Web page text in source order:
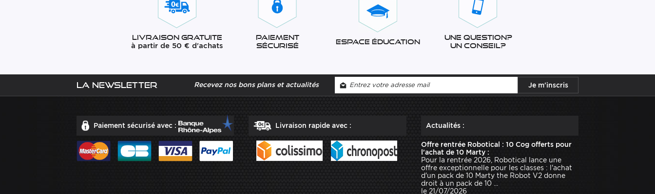
Livraison gratuite
à partir de 50 € d'achats
Paiement
sécurisé
Espace éducation
Une question?
Un conseil?
La newsletter Recevez nos bons plans et actualités
Paiement sécurisé avec : Livraison rapide avec : Actualités :
Offre rentrée Robotical : 10 Cog offerts pour
l'achat de 10 Marty :
Pour la rentrée 2026, Robotical lance une
offre exceptionnelle pour les classes : l'achat
d'un pack de 10 Marty the Robot V2 donne
droit à un pack de 10 ...
le 21/07/2026